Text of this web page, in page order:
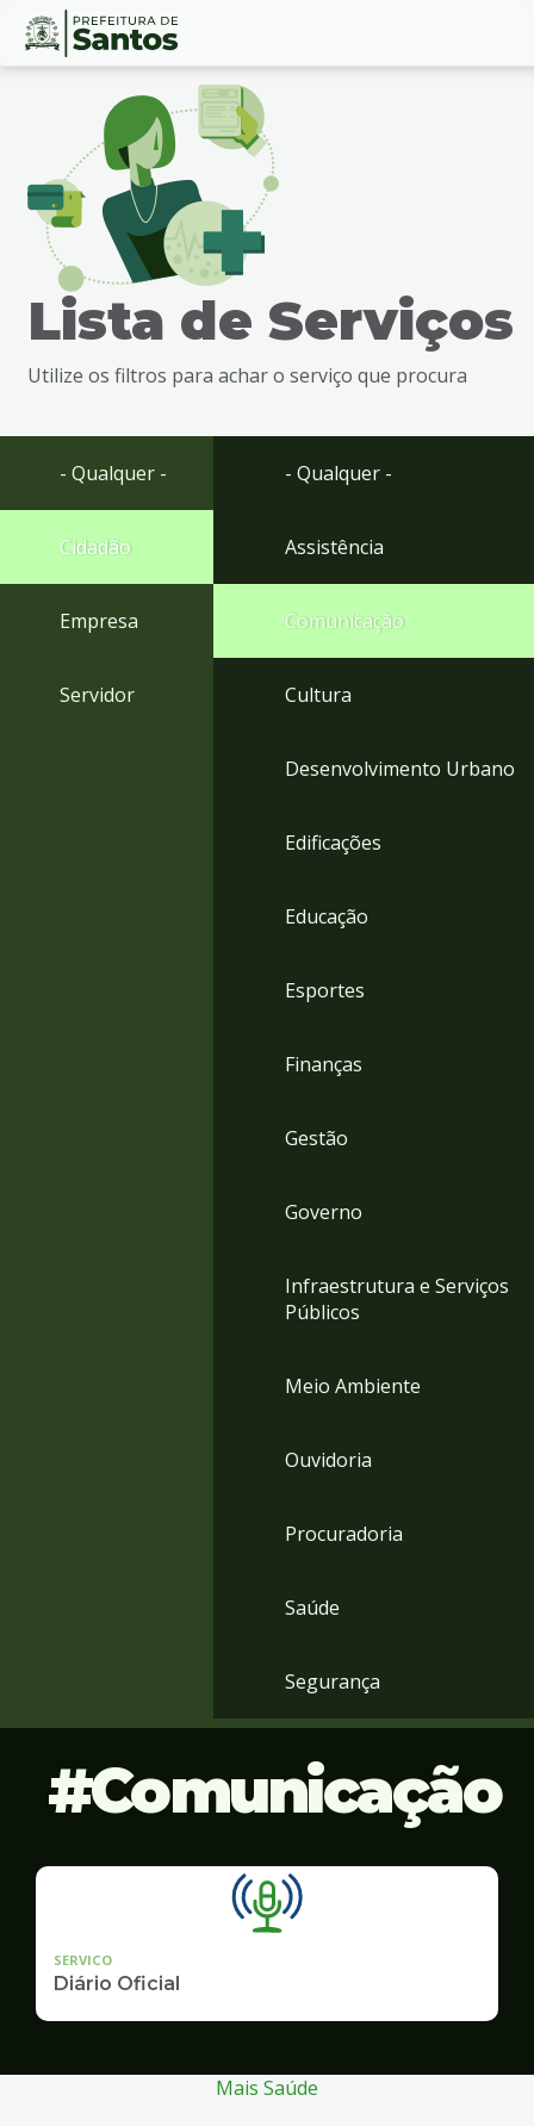
Ir
busca
Ir
rodapé
Conteúdo
Lista de Serviços
Utilize os filtros para achar o serviço que procura
- Qualquer -
Cidadão
Empresa
Servidor
- Qualquer -
Assistência
Comunicação
Cultura
Desenvolvimento Urbano
Edificações
Educação
Esportes
Finanças
Gestão
Governo
Infraestrutura e Serviços
Públicos
Meio Ambiente
Ouvidoria
Procuradoria
Saúde
Segurança
Comunicação
SERVICO
Diário Oficial
Mais Saúde